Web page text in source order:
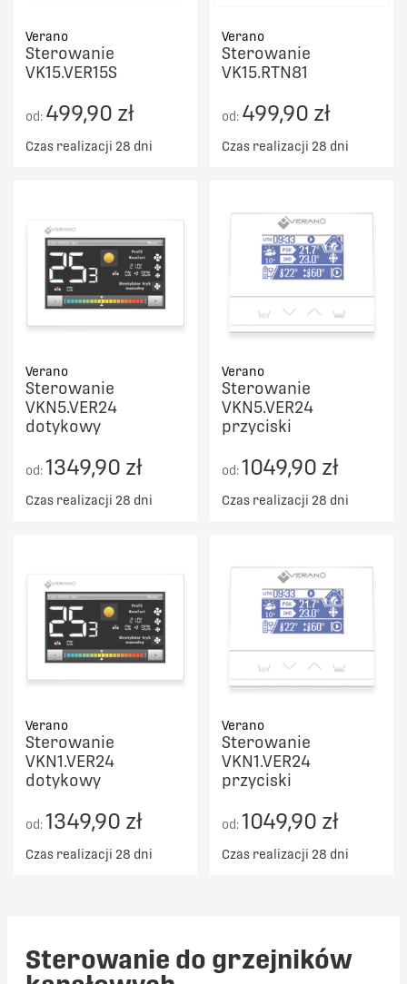
Verano
Sterowanie
VK15.VER15S
od: 499,90 zł
Czas realizacji 28 dni
Verano
Sterowanie
VK15.RTN81
od: 499,90 zł
Czas realizacji 28 dni
Verano
Sterowanie
VKN5.VER24
dotykowy
od:1349,90 zł
Czas realizacji 28 dni
Verano
Sterowanie
VKN5.VER24
przyciski
od:1049,90 zł
Czas realizacji 28 dni
Verano
Sterowanie
VKN1.VER24
dotykowy
od:1349,90 zł
Czas realizacji 28 dni
Verano
Sterowanie
VKN1.VER24
przyciski
od:1049,90 zł
Czas realizacji 28 dni
Sterowanie do grzejników